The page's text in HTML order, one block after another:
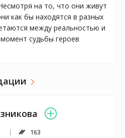
на то, что они живут
как бы находятся в разных
между реальностью и
судьбы героев
163